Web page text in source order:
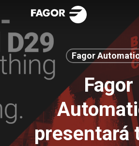
to
main
content
Fagor
Fagor
presentará